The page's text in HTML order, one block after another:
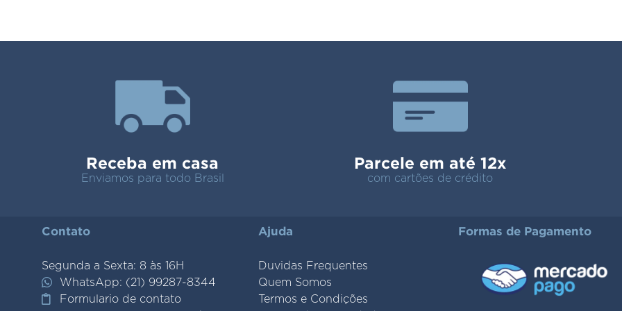
Receba em casa
Enviamos para todo Brasil
Parcele em até 12x
com cartões de crédito
Contato
Segunda a Sexta: 8 às 16H
WhatsApp: (21) 99287-8344
Formulario de contato
Ajuda
Duvidas Frequentes
Quem Somos
Termos e Condições
Formas de Pagamento